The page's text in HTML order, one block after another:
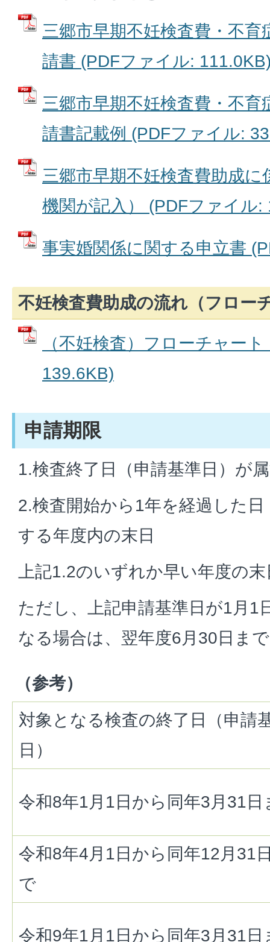
三郷市早期不妊検査費・不育
請書 (PDFファイル:
三郷市早期不妊検査費・不育
請書記載例 (PDFファイル:
三郷市早期不妊検査費助成
機関が記入） (PDFファイル:
事実婚関係に関する申立書
不妊検査費助成の流れ（フロー
（不妊検査）フローチャー
139.6KB)
申請期限
1.検査終了日（申請基準日）が
2.検査開始から1年を経過した
する年度内の末日
上記1.2のいずれか早い年度の末
ただし、上記申請基準日が1月1
なる場合は、翌年度6月30日ま
（参考）
対象となる検査の終了日（申請
日）
令和8年1月1日から同年3月31日
令和8年4月1日から同年12月31
で
令和9年1月1日から同年3月31日